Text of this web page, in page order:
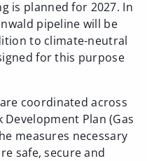
is planned for 2027. In
pipeline will be
to climate-neutral
for this purpose
coordinated across
Plan (Gas
measures necessary
safe, secure and